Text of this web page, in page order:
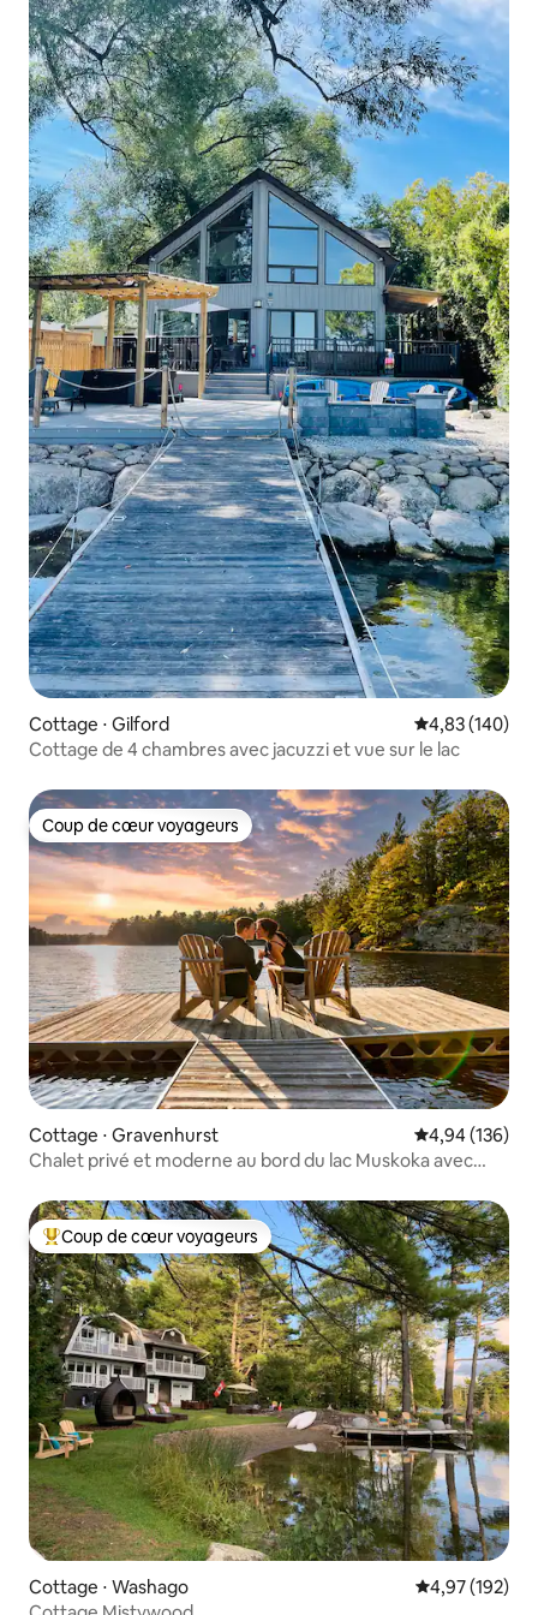
Cottage ⋅ Gilford Évaluation
4,83 (140)
Cottage de 4 chambres avec jacuzzi et vue sur le lac
Coup de cœur voyageurs
Coup de cœur voyageurs
Cottage ⋅ Gravenhurst Évaluation
4,94 (136)
Chalet privé et moderne au bord du lac Muskoka avec
Coups de cœur voyageurs les plus appréciés
Coup de cœur voyageurs
Cottage ⋅ Washago Évaluation
4,97 (192)